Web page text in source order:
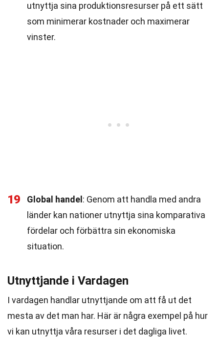
utnyttja sina produktionsresurser på ett sätt
som minimerar kostnader och maximerar
vinster.
19 Global handel : Genom att handla med andra
länder kan nationer utnyttja sina komparativa
fördelar och förbättra sin ekonomiska
situation.
Utnyttjande i Vardagen
I vardagen handlar utnyttjande om att få ut det
mesta av det man har. Här är några exempel på hur
vi kan utnyttja våra resurser i det dagliga livet.